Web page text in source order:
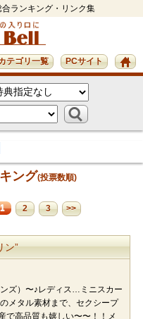
ランキング・リンク集
PCサイト
テゴリ一覧
ング(投票数順)
1 2 3 >>
ズ）〜♪レディス…ミニスカー
メタル素材まで、セクシープ
で高品質も嬉しい〜〜！！メ